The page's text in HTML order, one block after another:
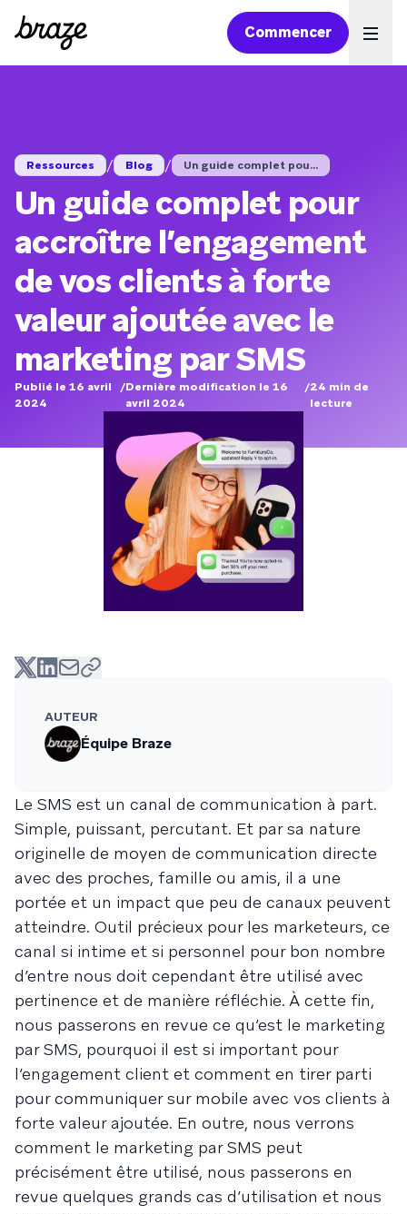
Commencer
Ressources / Blog / Un guide complet pou...
Un guide complet pour
accroître l’engagement
de vos clients à forte
valeur ajoutée avec le
marketing par SMS
Publié le 16 avril
2024
/Dernière modification le 16
avril 2024
/24 min de
lecture
AUTEUR
Équipe Braze
Le SMS est un canal de communication à part.
Simple, puissant, percutant. Et par sa nature
originelle de moyen de communication directe
avec des proches, famille ou amis, il a une
portée et un impact que peu de canaux peuvent
atteindre. Outil précieux pour les marketeurs, ce
canal si intime et si personnel pour bon nombre
d’entre nous doit cependant être utilisé avec
pertinence et de manière réfléchie. À cette fin,
nous passerons en revue ce qu’est le marketing
par SMS, pourquoi il est si important pour
l’engagement client et comment en tirer parti
pour communiquer sur mobile avec vos clients à
forte valeur ajoutée. En outre, nous verrons
comment le marketing par SMS peut
précisément être utilisé, nous passerons en
revue quelques grands cas d’utilisation et nous